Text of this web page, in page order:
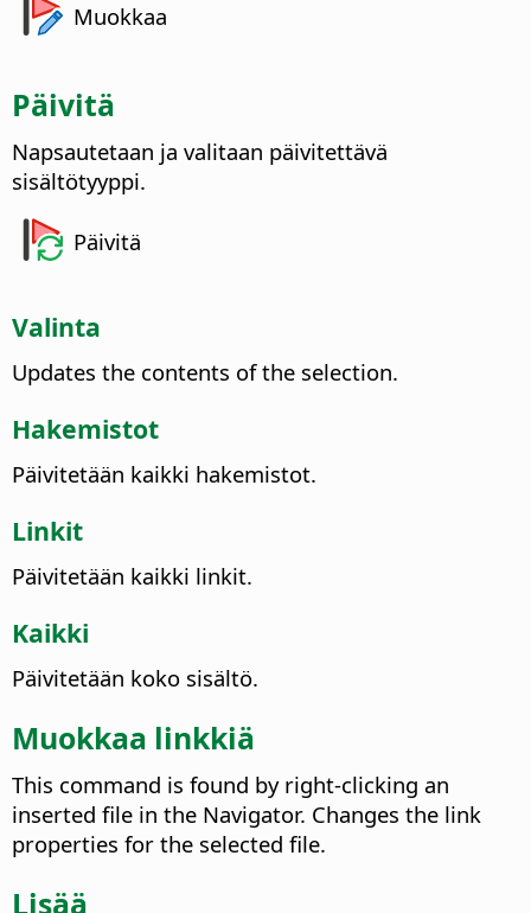
Muokkaa
Päivitä
Napsautetaan ja valitaan päivitettävä
sisältötyyppi.
Päivitä
Valinta
Updates the contents of the selection.
Hakemistot
Päivitetään kaikki hakemistot.
Linkit
Päivitetään kaikki linkit.
Kaikki
Päivitetään koko sisältö.
Muokkaa linkkiä
This command is found by right-clicking an
inserted file in the Navigator. Changes the link
properties for the selected file.
Lisää